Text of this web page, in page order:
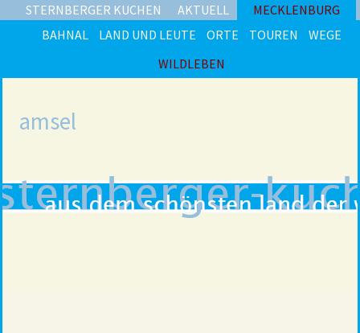
STERNBERGER KUCHEN AKTUELL
MECKLENBURG
BAHNAL
LAND UND LEUTE ORTE TOUREN
WEGE
WILDLEBEN
amsel